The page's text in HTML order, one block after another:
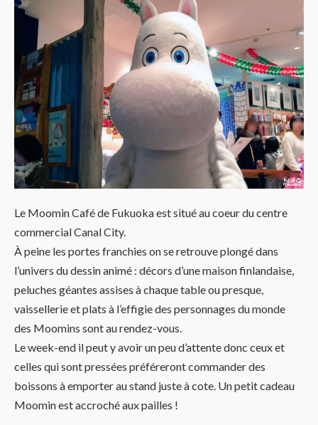
Le Moomin Café de Fukuoka est situé au coeur du centre
commercial Canal City.
À peine les portes franchies on se retrouve plongé dans
l’univers du dessin animé : décors d’une maison finlandaise,
peluches géantes assises à chaque table ou presque,
vaissellerie et plats à l’effigie des personnages du monde
des Moomins sont au rendez-vous.
Le week-end il peut y avoir un peu d’attente donc ceux et
celles qui sont pressées préféreront commander des
boissons à emporter au stand juste à cote. Un petit cadeau
Moomin est accroché aux pailles !